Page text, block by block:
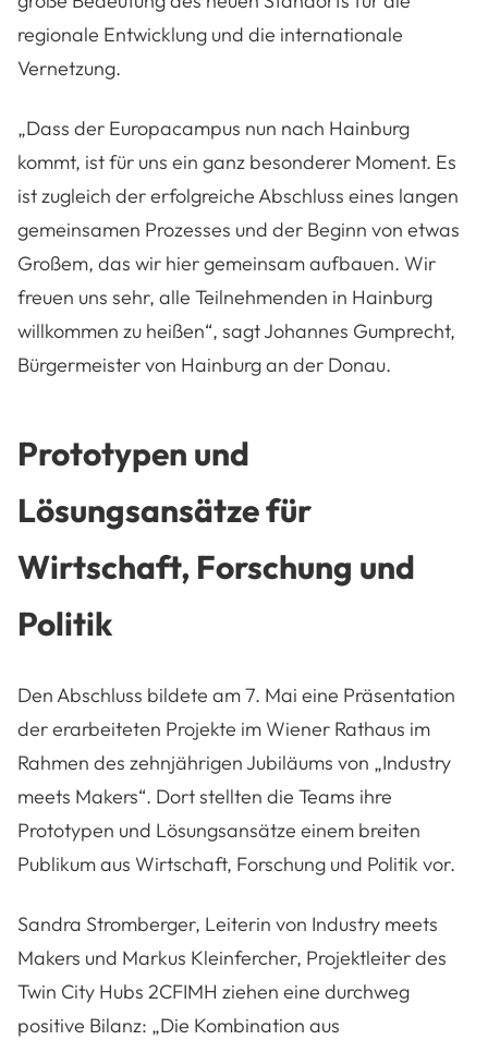
regionale Entwicklung und die internationale
Vernetzung.
„Dass der Europacampus nun nach Hainburg
kommt, ist für uns ein ganz besonderer Moment. Es
ist zugleich der erfolgreiche Abschluss eines langen
gemeinsamen Prozesses und der Beginn von etwas
Großem, das wir hier gemeinsam aufbauen. Wir
freuen uns sehr, alle Teilnehmenden in Hainburg
willkommen zu heißen“, sagt Johannes Gumprecht,
Bürgermeister von Hainburg an der Donau.
Prototypen und
Lösungsansätze für
Wirtschaft, Forschung und
Politik
Den Abschluss bildete am 7. Mai eine Präsentation
der erarbeiteten Projekte im Wiener Rathaus im
Rahmen des zehnjährigen Jubiläums von „Industry
meets Makers“. Dort stellten die Teams ihre
Prototypen und Lösungsansätze einem breiten
Publikum aus Wirtschaft, Forschung und Politik vor.
Sandra Stromberger, Leiterin von Industry meets
Makers und Markus Kleinfercher, Projektleiter des
Twin City Hubs 2CFIMH ziehen eine durchweg
positive Bilanz: „Die Kombination aus